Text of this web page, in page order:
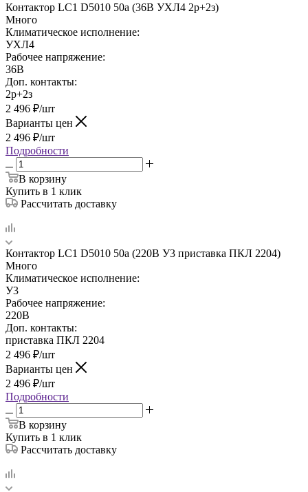
Контактор LC1 D5010 50а (36В УХЛ4 2р+2з)
Много
Климатическое исполнение:
УХЛ4
Рабочее напряжение:
36В
Доп. контакты:
2р+2з
2 496 ₽/шт
Варианты цен
2 496 ₽/шт
Подробности
В корзину
Купить в 1 клик
Рассчитать доставку
Контактор LC1 D5010 50а (220В У3 приставка ПКЛ 2204)
Много
Климатическое исполнение:
У3
Рабочее напряжение:
220В
Доп. контакты:
приставка ПКЛ 2204
2 496 ₽/шт
Варианты цен
2 496 ₽/шт
Подробности
В корзину
Купить в 1 клик
Рассчитать доставку